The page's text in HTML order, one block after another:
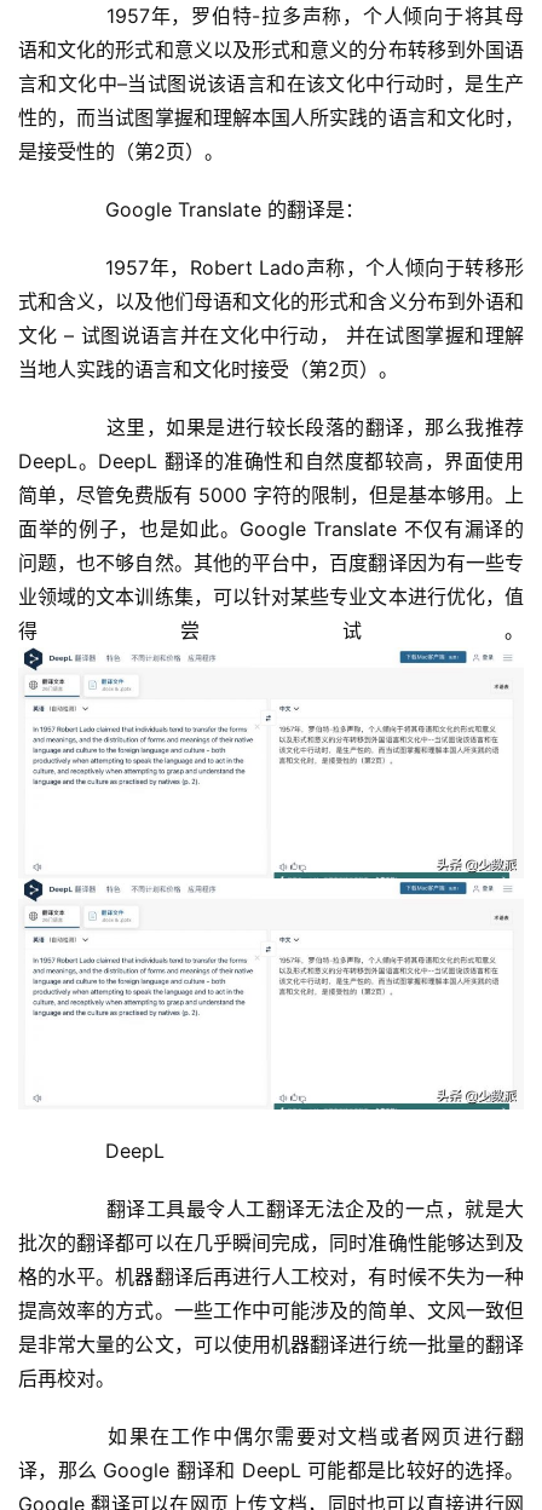
语和文化的形式和意义以及形式和意义的分布转移到外国语
言和文化中–当试图说该语言和在该文化中行动时，是生产
性的，而当试图掌握和理解本国人所实践的语言和文化时，
是接受性的（第2页）。
	  Google Translate 的翻译是：
式和含义，以及他们母语和文化的形式和含义分布到外语和
文化 – 试图说语言并在文化中行动， 并在试图掌握和理解
当地人实践的语言和文化时接受（第2页）。
DeepL。DeepL 翻译的准确性和自然度都较高，界面使用
简单，尽管免费版有 5000 字符的限制，但是基本够用。上
面举的例子，也是如此。Google Translate 不仅有漏译的
问题，也不够自然。其他的平台中，百度翻译因为有一些专
业领域的文本训练集，可以针对某些专业文本进行优化，值
得尝试。
	  DeepL
批次的翻译都可以在几乎瞬间完成，同时准确性能够达到及
格的水平。机器翻译后再进行人工校对，有时候不失为一种
提高效率的方式。一些工作中可能涉及的简单、文风一致但
是非常大量的公文，可以使用机器翻译进行统一批量的翻译
后再校对。
译，那么 Google 翻译和 DeepL 可能都是比较好的选择。
Google 翻译可以在网页上传文档，同时也可以直接进行网